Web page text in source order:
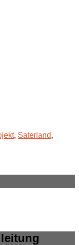
, Saterland,